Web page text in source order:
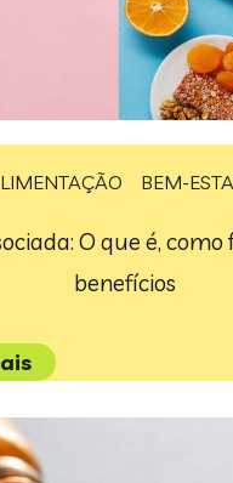
BEM-
O que é, como
benefícios